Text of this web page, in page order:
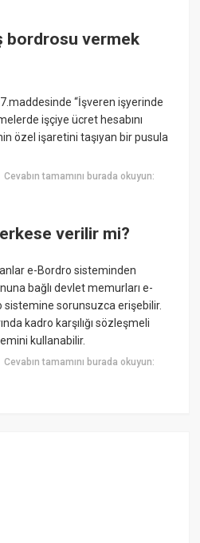
bordrosu vermek
“İşveren işyerinde
işçiye ücret hesabını
özel işaretini taşıyan bir pusula
Cevabın tamamını burada okuyun:
verilir mi?
e-Bordro sisteminden
bağlı devlet memurları e-
sorunsuzca erişebilir.
kadro karşılığı sözleşmeli
kullanabilir.
Cevabın tamamını burada okuyun: